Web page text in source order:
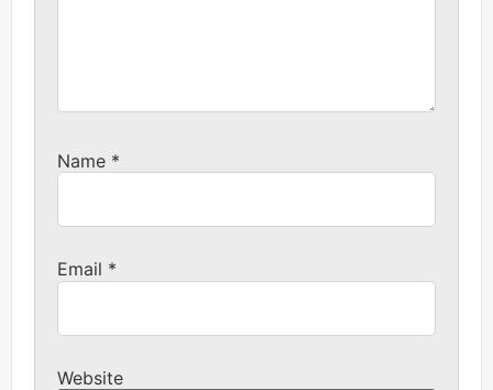
Name *
Email *
Website